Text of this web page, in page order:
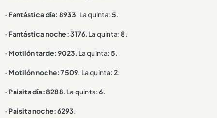
· Fantástica día: 8933. La quinta:5.
· Fantástica noche: 3176. La quinta:8.
· Motilón tarde: 9023. La quinta: 5.
· Motilón noche: 7509. La quinta: 2.
· Paisita día: 8288. La quinta:6.
· Paisita noche: 6293.